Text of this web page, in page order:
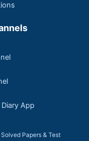
App
Papers & Test